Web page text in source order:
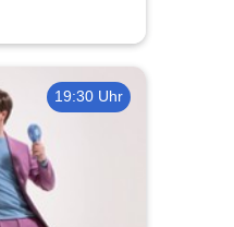
19:30 Uhr